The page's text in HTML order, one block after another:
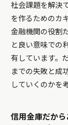
社会課題を解決
を作るためのカ
金融機関の役割
と良い意味での
有しています。
までの失敗と成
していくのかを
信用金庫だか